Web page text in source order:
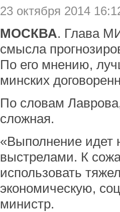
23 октября 2014
МОСКВА. Глава
смысла
По его мнению,
минских
По словам
сложная.
«Выполнение идет
выстрелами. К
использовать
экономическую,
министр.